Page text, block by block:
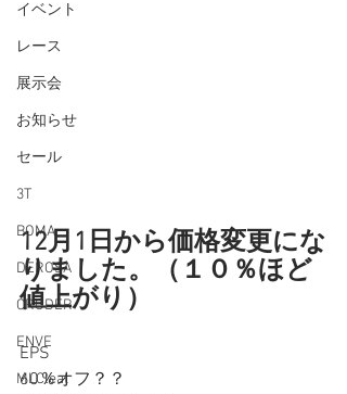
イベント
レース
展示会
お知らせ
セール
3T
BOMA
DEROSA
CRODER
ENVE
MLCleat
12月1日から価格変更にな
りました。（１０％ほど
値上がり）
EPS
60％オフ？？